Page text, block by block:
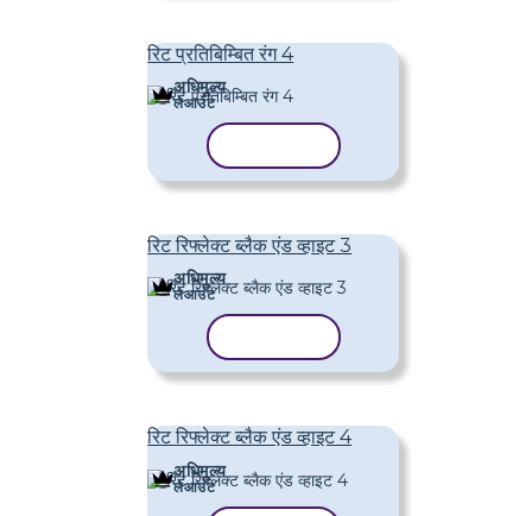
रिट प्रतिबिम्बित रंग 4
अधिमूल्य
लेआउट
रिट रिफ्लेक्ट ब्लैक एंड व्हाइट 3
अधिमूल्य
लेआउट
रिट रिफ्लेक्ट ब्लैक एंड व्हाइट 4
अधिमूल्य
लेआउट